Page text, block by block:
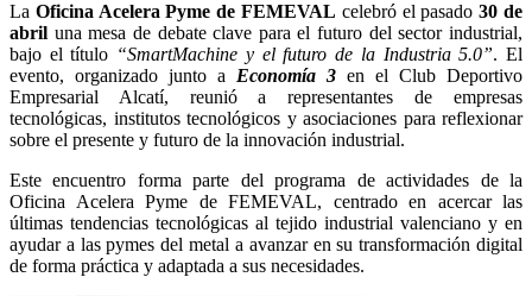
La Oficina Acelera Pyme de FEMEVAL celebró el pasado30 de
abril una mesa de debate clave para el futuro del sector industrial,
bajo el título “SmartMachine y el futuro de la Industria 5.0”. El
evento, organizado junto a
Economía 3 en el Club Deportivo
Empresarial Alcatí, reunió a representantes de empresas
tecnológicas, institutos tecnológicos y asociaciones para reflexionar
sobre el presente y futuro de la innovación industrial.
Este encuentro forma parte del programa de actividades de la
Oficina Acelera Pyme de FEMEVAL, centrado en acercar las
últimas tendencias tecnológicas al tejido industrial valenciano y en
ayudar a las pymes del metal a avanzar en su transformación digital
de forma práctica y adaptada a sus necesidades.